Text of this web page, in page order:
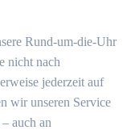
Rund-um-die-Uhr
nicht nach
jederzeit auf
wir unseren Service
auch an